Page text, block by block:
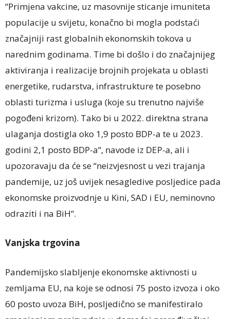
“Primjena vakcine, uz masovnije sticanje imuniteta
populacije u svijetu, konačno bi mogla podstaći
značajniji rast globalnih ekonomskih tokova u
narednim godinama. Time bi došlo i do značajnijeg
aktiviranja i realizacije brojnih projekata u oblasti
energetike, rudarstva, infrastrukture te posebno
oblasti turizma i usluga (koje su trenutno najviše
pogođeni krizom). Tako bi u 2022. direktna strana
ulaganja dostigla oko 1,9 posto BDP-a te u 2023.
godini 2,1 posto BDP-a“, navode iz DEP-a, ali i
upozoravaju da će se “neizvjesnost u vezi trajanja
pandemije, uz još uvijek nesagledive posljedice pada
ekonomske proizvodnje u Kini, SAD i EU, neminovno
odraziti i na BiH“.
Vanjska trgovina
Pandemijsko slabljenje ekonomske aktivnosti u
zemljama EU, na koje se odnosi 75 posto izvoza i oko
60 posto uvoza BiH, posljedično se manifestiralo